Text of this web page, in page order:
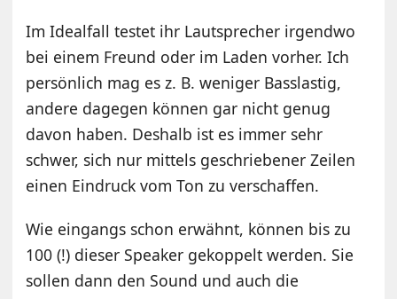
Im Idealfall testet ihr Lautsprecher irgendwo
bei einem Freund oder im Laden vorher. Ich
persönlich mag es z. B. weniger Basslastig,
andere dagegen können gar nicht genug
davon haben. Deshalb ist es immer sehr
schwer, sich nur mittels geschriebener Zeilen
einen Eindruck vom Ton zu verschaffen.
Wie eingangs schon erwähnt, können bis zu
100 (!) dieser Speaker gekoppelt werden. Sie
sollen dann den Sound und auch die